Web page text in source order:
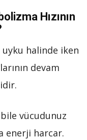
Hızının
uyku halinde iken
devam
vücudunuz
enerji harcar.